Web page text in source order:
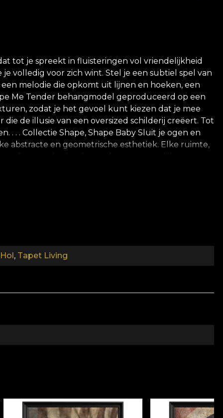
tot je spreekt in fluisteringen vol vriendelijkheid
volledig voor zich wint. Stel je een subtiel spel van
melodie die opkomt uit lijnen en hoeken, een
Me Tender behangmodel geproduceerd op een
zodat je het gevoel kunt kiezen dat je mee
de illusie van een oversized schilderij creëert. Tot
. . Collectie Shape, Shape Baby Sluit je ogen en
abstracte en geometrische esthetiek. Elke ruimte,
een subtiele dans van dimensies beschreven,
En, bij uitbreiding, de cycliciteit en continue
hoogste kwaliteitsnormen.
, Tapet Living